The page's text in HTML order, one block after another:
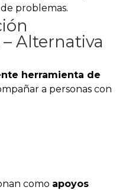
problemas.
Alternativa
herramienta de
a personas con
como apoyos